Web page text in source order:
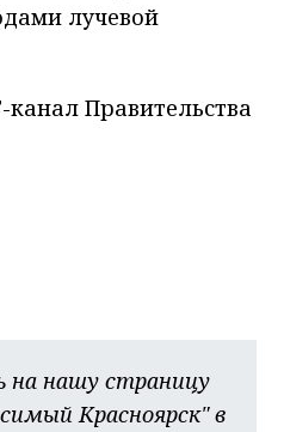
лучевой
Правительства
на нашу страницу
Красноярск" в